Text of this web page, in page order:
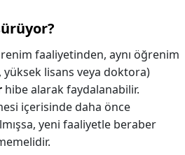
faaliyetinden, aynı öğrenim
lisans veya doktora)
hibe alarak faydalanabilir.
içerisinde daha önce
yeni faaliyetle beraber